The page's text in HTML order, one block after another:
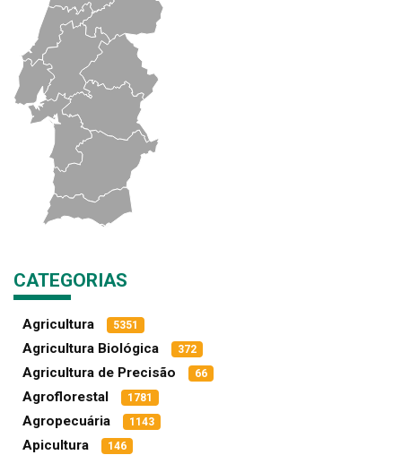
CATEGORIAS
Agricultura 5351
Agricultura Biológica 372
Agricultura de Precisão 66
Agroflorestal 1781
Agropecuária 1143
Apicultura 146